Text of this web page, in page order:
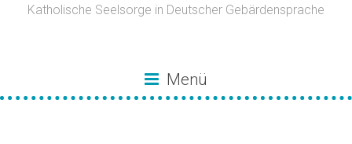
Katholische Seelsorge in Deutscher Gebärdensprache
Menü